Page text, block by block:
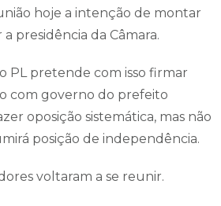
hoje a intenção de montar
presidência da Câmara.
PL pretende com isso firmar
com governo do prefeito
oposição sistemática, mas não
posição de independência.
voltaram a se reunir.